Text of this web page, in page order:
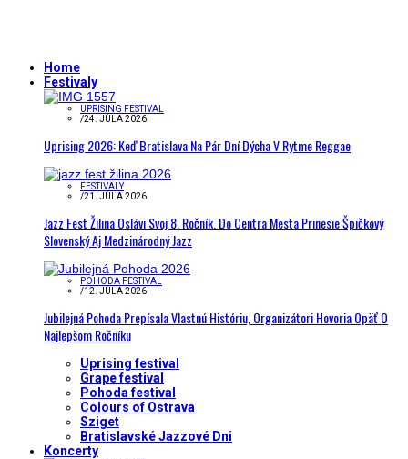
Home
Festivaly
UPRISING FESTIVAL
/24. JÚLA 2026
Uprising 2026: Keď Bratislava Na Pár Dní Dýcha V Rytme Reggae
FESTIVALY
/21. JÚLA 2026
Jazz Fest Žilina Oslávi Svoj 8. Ročník. Do Centra Mesta Prinesie Špičkový
Slovenský Aj Medzinárodný Jazz
POHODA FESTIVAL
/12. JÚLA 2026
Jubilejná Pohoda Prepísala Vlastnú Históriu, Organizátori Hovoria Opäť O
Najlepšom Ročníku
Uprising festival
Grape festival
Pohoda festival
Colours of Ostrava
Sziget
Bratislavské Jazzové Dni
Koncerty